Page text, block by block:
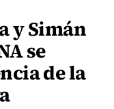
y Simán
se
de la